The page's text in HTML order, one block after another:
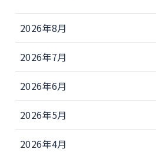
2026年8月
2026年7月
2026年6月
2026年5月
2026年4月